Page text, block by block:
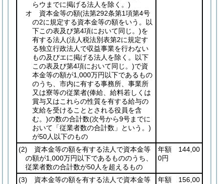
らウまでに掲げる法人を除く。)
オ 資本金等の額(法第292条第1項第4号
の2に規定する資本金等の額をいう。以
下この表及び第4項において同じ。)を
有する法人(法人税法別表第2に規定す
る独立行政法人で収益事業を行わない
もの及びエに掲げる法人を除く。以下
この表及び第4項において同じ。)で資
本金等の額が1,000万円以下であるもの
のうち、市内に有する事務所、事業所
又は寮等の従業者(俸給、給料若しくは
賞与又はこれらの性質を有する給与の
支給を受けることとされる役員を含
む。)の数の合計数(次号から9号までに
おいて「従業者数の合計数」という。)
が50人以下のもの
(2) 資本金等の額を有する法人で資本金等
の額が1,000万円以下であるもののうち、
従業者数の合計数が50人を超えるもの
年額 144,00
0円
(3) 資本金等の額を有する法人で資本金等
年額 156,00